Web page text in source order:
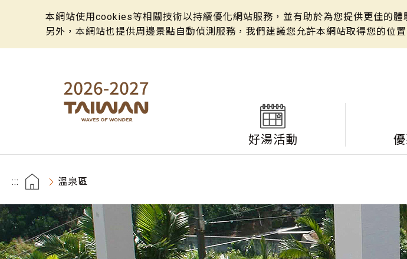
本網站使用cookies等相關技術以持續優化網站服務，並有助於為您提供更佳的
另外，本網站也提供周邊景點自動偵測服務，我們建議您允許本網站取得您的位
好湯活動
::: 溫泉區